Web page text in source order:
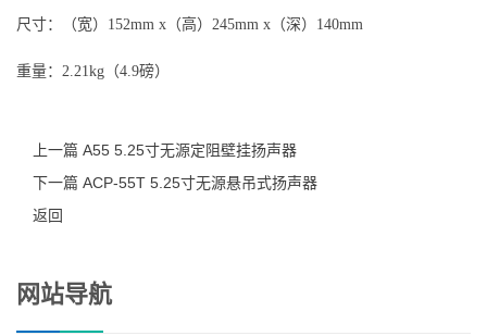
尺寸：（宽）152mm x（高）245mm x（深）140mm
重量：2.21kg（4.9磅）
上一篇 A55 5.25寸无源定阻壁挂扬声器
下一篇 ACP-55T 5.25寸无源悬吊式扬声器
返回
网站导航